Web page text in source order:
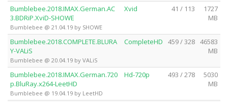
Bumblebee.2018.IMAX.German.AC
3.BDRiP.XviD-SHOWE
Bumblebee @ 21.04.19 by SHOWE
Xvid 41 / 113
1727
MB
Bumblebee.2018.COMPLETE.BLURA
Y-VALiS
Bumblebee @ 20.04.19 by VALiS
CompleteHD 459 / 328 46583
MB
Bumblebee.2018.IMAX.German.720
p.BluRay.x264-LeetHD
Bumblebee @ 19.04.19 by LeetHD
Hd-720p 493 / 278
5030
MB